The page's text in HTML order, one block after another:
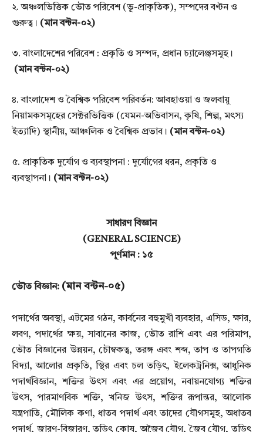
২. অঞ্চলভিত্তিক ভৌত পরিবেশ (ভূ-প্রাকৃতিক), সম্পদের বণ্টন ও
গুরুত্ব। (মান বন্টন-০২)
৩. বাংলাদেশের পরিবেশ : প্রকৃতি ও সম্পদ, প্রধান চ্যালেঞ্জসমূহ।
(মান বন্টন-০২)
৪. বাংলাদেশ ও বৈশ্বিক পরিবেশ পরিবর্তন: আবহাওয়া ও জলবায়ু
নিয়ামকসমূহের সেক্টরভিত্তিক (যেমন-অভিবাসন, কৃষি, শিল্প, মৎস্য
ইত্যাদি) স্থানীয়, আঞ্চলিক ও বৈশ্বিক প্রভাব। (মান বন্টন-০২)
৫. প্রাকৃতিক দুর্যোগ ও ব্যবস্থাপনা : দুর্যোগের ধরন, প্রকৃতি ও
ব্যবস্থাপনা। (মান বন্টন-০২)
সাধারণ বিজ্ঞান
(GENERAL SCIENCE)
পূর্ণমান : ১৫
ভৌত বিজ্ঞান: (মান বন্টন-০৫)
পদার্থের অবস্থা, এটমের গঠন, কার্বনের বহুমুখী ব্যবহার, এসিড, ক্ষার,
লবণ, পদার্থের ক্ষয়, সাবানের কাজ, ভৌতরাশি এবং এর পরিমাপ,
ভৌত বিজ্ঞানের উন্নয়ন, চৌম্বকত্ব, তরঙ্গ এবং শব্দ, তাপ ও তাপগতি
বিদ্যা, আলোর প্রকৃতি,স্থির এবং চল তড়িৎ, ইলেকট্রনিক্স, আধুনিক
পদার্থবিজ্ঞান, শক্তির উৎস এবং এর প্রয়োগ, নবায়নযোগ্য শক্তির
উৎস,পারমাণবিক শক্তি, খনিজ উৎস, শক্তির রূপান্তর, আলোক
যন্ত্রপাতি, মৌলিক কণা, ধাতব পদার্থ এবং তাদের যৌগসমূহ, অধাতব
পদার্থ, জারণ-বিজারণ, তড়িৎ কোষ, অজৈব যৌগ, জৈব যৌগ, তড়িৎ